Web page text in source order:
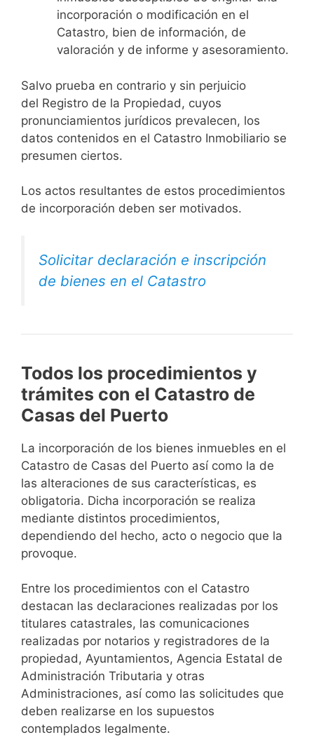
incorporación o modificación en el
Catastro, bien de información, de
valoración y de informe y asesoramiento.
Salvo prueba en contrario y sin perjuicio
del Registro de la Propiedad, cuyos
pronunciamientos jurídicos prevalecen, los
datos contenidos en el Catastro Inmobiliario se
presumen ciertos.
Los actos resultantes de estos procedimientos
de incorporación deben ser motivados.
Solicitar declaración e inscripción
de bienes en el Catastro
Todos los procedimientos y
trámites con el Catastro de
Casas del Puerto
La incorporación de los bienes inmuebles en el
Catastro de Casas del Puerto así como la de
las alteraciones de sus características, es
obligatoria. Dicha incorporación se realiza
mediante distintos procedimientos,
dependiendo del hecho, acto o negocio que la
provoque.
Entre los procedimientos con el Catastro
destacan las declaraciones realizadas por los
titulares catastrales, las comunicaciones
realizadas por notarios y registradores de la
propiedad, Ayuntamientos, Agencia Estatal de
Administración Tributaria y otras
Administraciones, así como las solicitudes que
deben realizarse en los supuestos
contemplados legalmente.